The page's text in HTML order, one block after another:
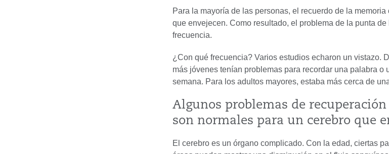
Para la mayoría de las personas, el recuerdo de la
que envejecen. Como resultado, el problema de la punta
frecuencia.
¿Con qué frecuencia? Varios estudios echaron un vistazo.
más jóvenes tenían problemas para recordar una palabra o
semana. Para los adultos mayores, estaba más cerca de
Algunos problemas de
son normales para un cerebro que
El cerebro es un órgano complicado. Con la edad, ciertas